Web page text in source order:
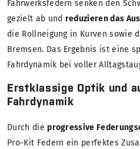
Fahrwerksfedern senken den
gezielt ab und reduzieren das
die Rollneigung in Kurven sowie
Bremsen. Das Ergebnis ist eine
Fahrdynamik bei voller
Erstklassige Optik und
Fahrdynamik
Durch dieprogressive
Pro-Kit Federn ein perfektes